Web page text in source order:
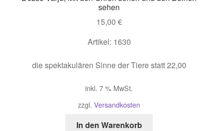
sehen
15,00 €
Artikel: 1630
die spektakulären Sinne der Tiere statt 22,00
inkl. 7 % MwSt.
zzgl. Versandkosten
In den Warenkorb